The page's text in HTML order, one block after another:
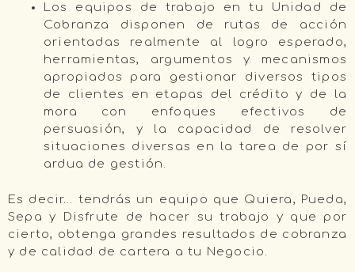
Los equipos de trabajo en tu Unidad de
Cobranza disponen de rutas de acción
orientadas realmente al logro esperado,
herramientas, argumentos y mecanismos
apropiados para gestionar diversos tipos
de clientes en etapas del crédito y de la
mora con enfoques efectivos de
persuasión, y la capacidad de resolver
situaciones diversas en la tarea de por sí
ardua de gestión.
Es decir… tendrás un equipo que Quiera, Pueda,
Sepa y Disfrute de hacer su trabajo y que por
cierto, obtenga grandes resultados de cobranza
y de calidad de cartera a tu Negocio.